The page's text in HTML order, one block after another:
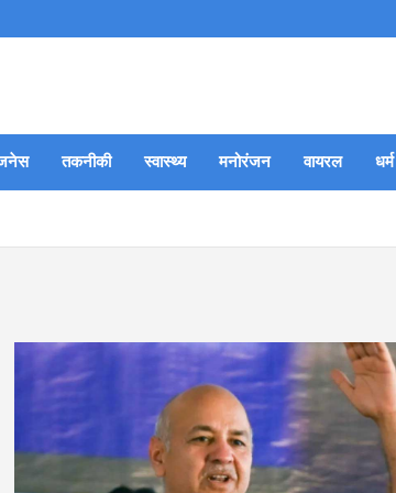
तकनीकी स्वास्थ्य मनोरंजन वायरल धर्म